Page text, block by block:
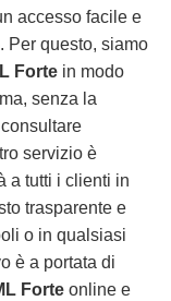
accesso facile e
Per questo, siamo
Forte in modo
senza la
servizio è
a tutti i clienti in
trasparente e
o in qualsiasi
è a portata di
Forte online e